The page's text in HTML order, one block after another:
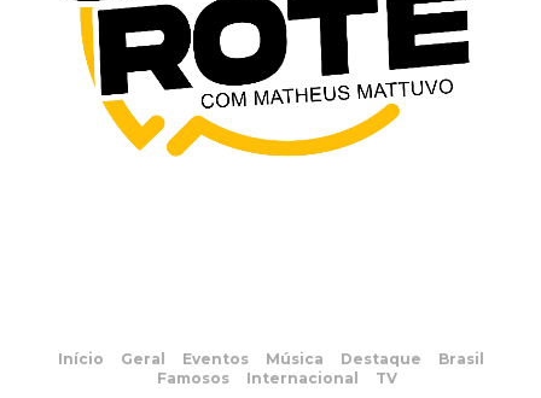
Início Geral Eventos Música Destaque
Brasil
Famosos
Internacional TV